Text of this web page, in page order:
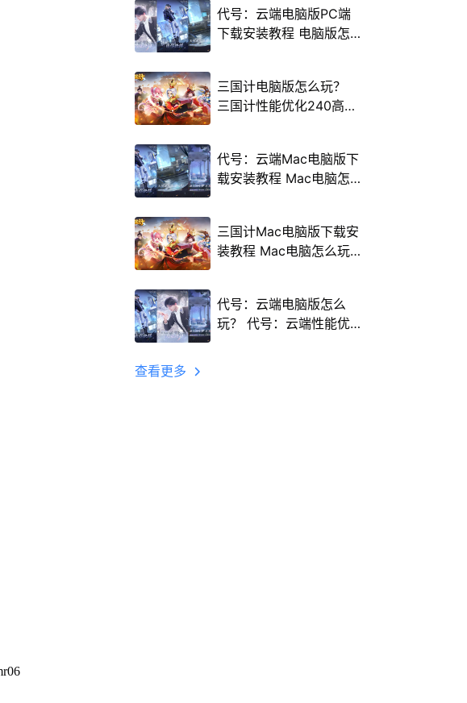
代号：云端电脑版PC端
下载安装教程 电脑版怎
三国计电脑版怎么玩？
三国计性能优化240高帧
代号：云端Mac电脑版下
载安装教程 Mac电脑怎
三国计Mac电脑版下载安
装教程 Mac电脑怎么玩
代号：云端电脑版怎么
玩？ 代号：云端性能优
查看更多